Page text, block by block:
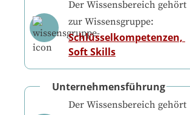
Der Wissensbereich gehört
zur Wissensgruppe:
Schlüsselkompetenzen,
Soft Skills
Unternehmensführung
Der Wissensbereich gehört